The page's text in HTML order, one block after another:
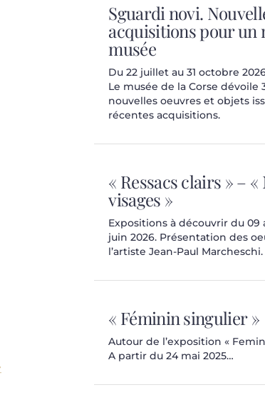
Sguardi novi.
acquisitions pour un
musée
Du 22 juillet au 31 octobre
Le musée de la Corse dévoile
nouvelles oeuvres et objets
récentes acquisitions.
« Ressacs clairs » –
visages »
Expositions à découvrir du 09
juin 2026. Présentation des
l’artiste Jean-Paul Marcheschi.
« Féminin singulier »
Autour de l’exposition «
A partir du 24 mai 2025…